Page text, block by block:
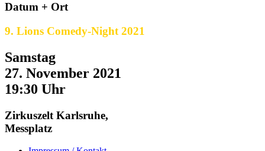
Datum + Ort
9. Lions Comedy-Night 2021
Samstag
27. November 2021
19:30 Uhr
Zirkuszelt Karlsruhe,
Messplatz